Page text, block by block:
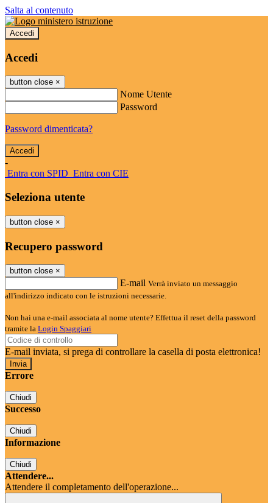
Salta al contenuto
Accedi
Accedi
button close ×
Nome Utente
Password
Password dimenticata?
-
Entra con SPID Entra con CIE
Seleziona utente
button close ×
Recupero password
button close ×
E-mail Verrà inviato un messaggio
all'indirizzo indicato con le istruzioni necessarie.
Non hai una e-mail associata al nome utente? Effettua il reset della password
tramite la Login Spaggiari
E-mail inviata, si prega di controllare la casella di posta elettronica!
Errore
Chiudi
Successo
Chiudi
Informazione
Chiudi
Attendere...
Attendere il completamento dell'operazione...